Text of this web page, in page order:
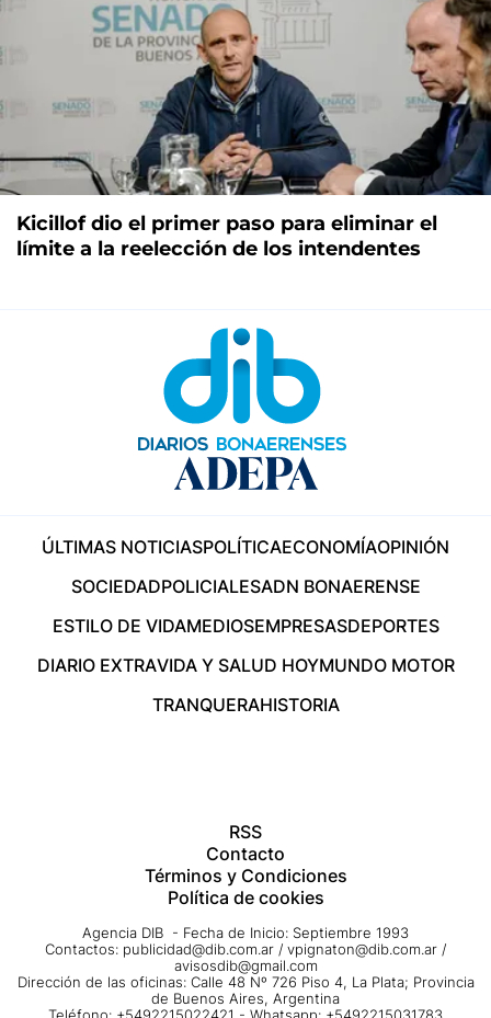
Kicillof dio el primer paso para eliminar el
límite a la reelección de los intendentes
ÚLTIMAS NOTICIASPOLÍTICAECONOMÍAOPINIÓN
SOCIEDADPOLICIALESADN BONAERENSE
ESTILO DE VIDAMEDIOSEMPRESASDEPORTES
DIARIO EXTRAVIDA Y SALUD HOYMUNDO MOTOR
TRANQUERAHISTORIA
RSS
Contacto
Términos y Condiciones
Política de cookies
Agencia DIB - Fecha de Inicio: Septiembre 1993
Contactos: publicidad@dib.com.ar / vpignaton@dib.com.ar /
avisosdib@gmail.com
Dirección de las oficinas: Calle 48 Nº 726 Piso 4, La Plata; Provincia
de Buenos Aires, Argentina
Teléfono: +5492215022421 - Whatsapp: +5492215031783